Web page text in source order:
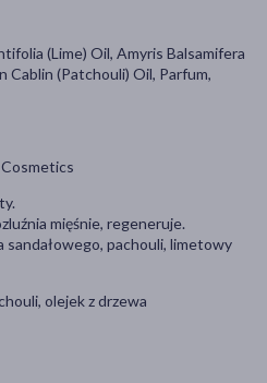
(Lime) Oil, Amyris Balsamifera
Cablin (Patchouli) Oil, Parfum,
mięśnie, regeneruje.
sandałowego, pachouli, limetowy
olejek z drzewa